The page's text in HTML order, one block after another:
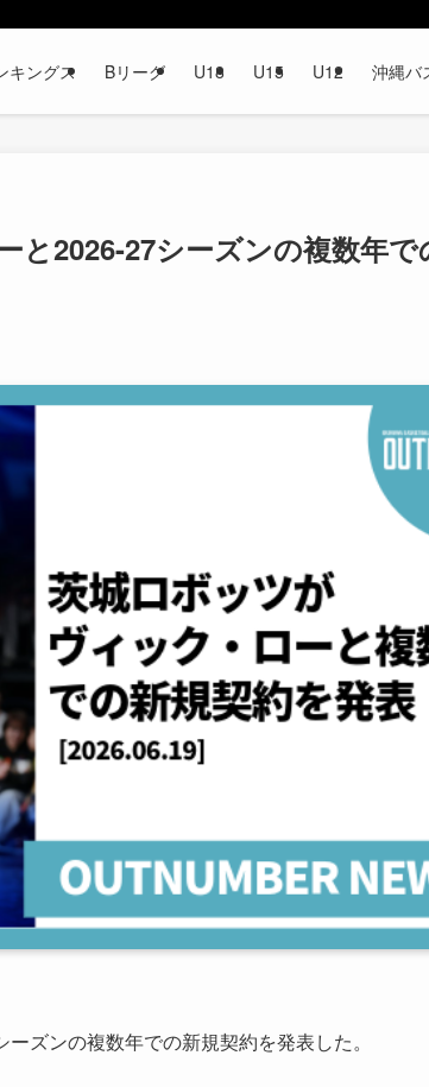
キングス Bリーグ U18 U15 U12 沖縄バ
と2026-27シーズンの複数年で
ズンの複数年での新規契約を発表した。